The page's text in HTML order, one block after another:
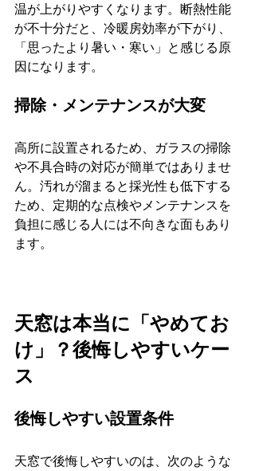
温が上がりやすくなります。断熱性能
が不十分だと、冷暖房効率が下がり、
「思ったより暑い・寒い」と感じる原
因になります。
掃除・メンテナンスが大変
高所に設置されるため、ガラスの掃除
や不具合時の対応が簡単ではありませ
ん。汚れが溜まると採光性も低下する
ため、定期的な点検やメンテナンスを
負担に感じる人には不向きな面もあり
ます。
天窓は本当に「やめてお
け」？後悔しやすいケー
ス
後悔しやすい設置条件
天窓で後悔しやすいのは、次のような